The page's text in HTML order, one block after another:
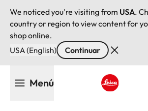
We noticed you're visiting from USA.
country or region to view content for
shop online.
USA (English)
Continuar
Menú